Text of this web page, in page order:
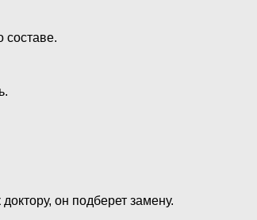
составе.
он подберет замену.